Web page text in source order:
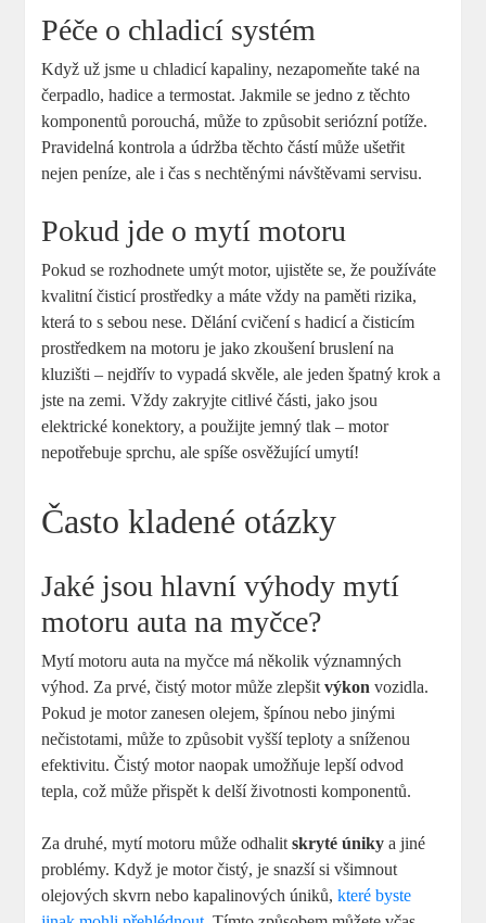
Péče o chladicí systém
Když už jsme u chladicí kapaliny, nezapomeňte také na
čerpadlo, hadice a termostat. Jakmile se jedno z těchto
komponentů porouchá, může to způsobit seriózní potíže.
Pravidelná kontrola a údržba těchto částí může ušetřit
nejen peníze, ale i čas s nechtěnými návštěvami servisu.
Pokud jde o mytí motoru
Pokud se rozhodnete umýt motor, ujistěte se, že používáte
kvalitní čisticí prostředky a máte vždy na paměti rizika,
která to s sebou nese. Dělání cvičení s hadicí a čisticím
prostředkem na motoru je jako zkoušení bruslení na
kluzišti – nejdřív to vypadá skvěle, ale jeden špatný krok a
jste na zemi. Vždy zakryjte citlivé části, jako jsou
elektrické konektory, a použijte jemný tlak – motor
nepotřebuje sprchu, ale spíše osvěžující umytí!
Často kladené otázky
Jaké jsou hlavní výhody mytí
motoru auta na myčce?
Mytí motoru auta na myčce má několik významných
výhod. Za prvé, čistý motor může zlepšitvýkon vozidla.
Pokud je motor zanesen olejem, špínou nebo jinými
nečistotami, může to způsobit vyšší teploty a sníženou
efektivitu. Čistý motor naopak umožňuje lepší odvod
tepla, což může přispět k delší životnosti komponentů.
Za druhé, mytí motoru může odhalitskryté úniky a jiné
problémy. Když je motor čistý, je snazší si všimnout
olejových skvrn nebo kapalinových úniků,které byste